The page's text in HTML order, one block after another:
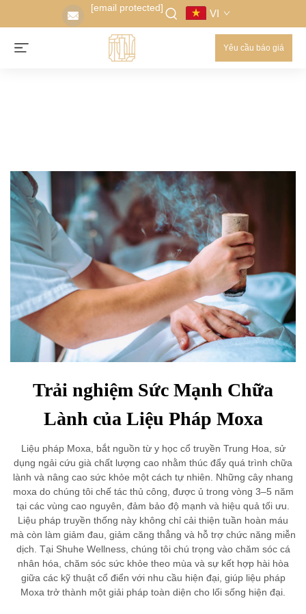
[email protected] VI
Yêu cầu báo giá
Trải nghiệm Sức Mạnh Chữa
Lành của Liệu Pháp Moxa
Liệu pháp Moxa, bắt nguồn từ y học cổ truyền Trung Hoa, sử
dụng ngải cứu già chất lượng cao nhằm thúc đẩy quá trình chữa
lành và nâng cao sức khỏe một cách tự nhiên. Những cây nhang
moxa do chúng tôi chế tác thủ công, được ủ trong vòng 3–5 năm
tại các vùng cao nguyên, đảm bảo độ mạnh và hiệu quả tối ưu.
Liệu pháp truyền thống này không chỉ cải thiện tuần hoàn máu
mà còn làm giảm đau, giảm căng thẳng và hỗ trợ chức năng miễn
dịch. Tại Shuhe Wellness, chúng tôi chú trọng vào chăm sóc cá
nhân hóa, chăm sóc sức khỏe theo mùa và sự kết hợp hài hòa
giữa các kỹ thuật cổ điển với nhu cầu hiện đại, giúp liệu pháp
Moxa trở thành một giải pháp toàn diện cho lối sống hiện đại.